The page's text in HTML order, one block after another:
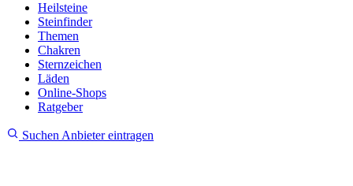
Heilsteine
Steinfinder
Themen
Chakren
Sternzeichen
Läden
Online-Shops
Ratgeber
Suchen Anbieter eintragen